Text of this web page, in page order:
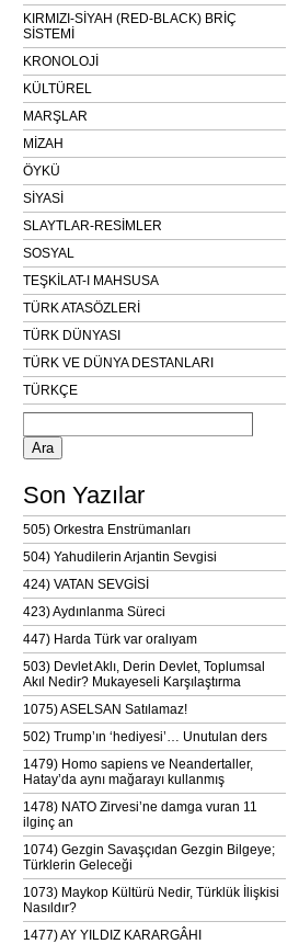
KIRMIZI-SİYAH (RED-BLACK) BRİÇ
SİSTEMİ
KRONOLOJİ
KÜLTÜREL
MARŞLAR
MİZAH
ÖYKÜ
SİYASİ
SLAYTLAR-RESİMLER
SOSYAL
TEŞKİLAT-I MAHSUSA
TÜRK ATASÖZLERİ
TÜRK DÜNYASI
TÜRK VE DÜNYA DESTANLARI
TÜRKÇE
Arama:
Son Yazılar
505) Orkestra Enstrümanları
504) Yahudilerin Arjantin Sevgisi
424) VATAN SEVGİSİ
423) Aydınlanma Süreci
447) Harda Türk var oralıyam
503) Devlet Aklı, Derin Devlet, Toplumsal
Akıl Nedir? Mukayeseli Karşılaştırma
1075) ASELSAN Satılamaz!
502) Trump’ın ‘hediyesi’… Unutulan ders
1479) Homo sapiens ve Neandertaller,
Hatay’da aynı mağarayı kullanmış
1478) NATO Zirvesi’ne damga vuran 11
ilginç an
1074) Gezgin Savaşçıdan Gezgin Bilgeye;
Türklerin Geleceği
1073) Maykop Kültürü Nedir, Türklük İlişkisi
Nasıldır?
1477) AY YILDIZ KARARGÂHI